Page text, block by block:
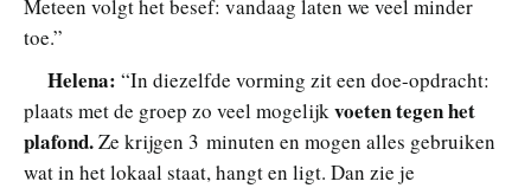
Meteen volgt het besef: vandaag laten we veel minder
toe.”
Helena: “In diezelfde vorming zit een doe-opdracht:
plaats met de groep zo veel mogelijkvoeten tegen het
plafond.Ze krijgen 3 minuten en mogen alles gebruiken
wat in het lokaal staat, hangt en ligt. Dan zie je